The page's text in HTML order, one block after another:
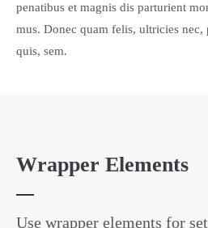
penatibus et magnis dis parturient
mus. Donec quam felis, ultricies nec,
quis, sem.
Wrapper Elements
Use wrapper elements for